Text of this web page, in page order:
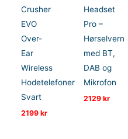
Crusher
EVO
Over-
Ear
Wireless
Hodetelefoner
Svart
2199kr
Headset
Pro –
Hørselvern
med BT,
DAB og
Mikrofon
2129kr